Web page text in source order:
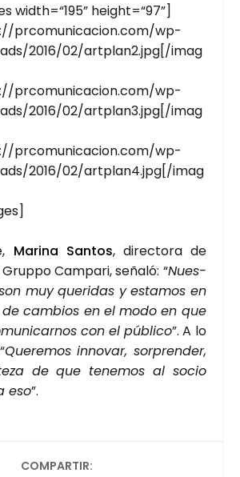
width=“195” height=“97”]
prcomunicacion.com/wp-
2016/02/artplan2.jpg[/imag
prcomunicacion.com/wp-
2016/02/artplan3.jpg[/imag
prcomunicacion.com/wp-
2016/02/artplan4.jpg[/imag
Mari­na San­tos, direc­to­ra de
Cam­pa­ri, seña­ló: “Nues­
muy que­ri­das y esta­mos en
cam­bios en el modo en que
con el públi­co”. A lo
Que­re­mos inno­var, sor­pren­der,
de que tene­mos al socio
eso”.
COMPARTIR: